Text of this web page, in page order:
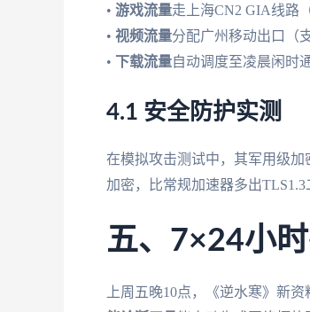
• 游戏流量走上海CN2 GIA线路
• 视频流量分配广州移动出口（
• 下载流量自动调度至凌晨闲时
4.1 安全防护实测
在模拟攻击测试中，其军用级
加密，比常规加速器多出
五、7×24小
上周五晚10点，《逆水寒》新